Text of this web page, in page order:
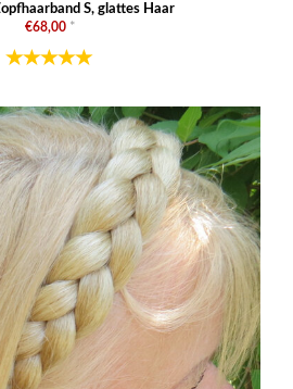
S, glattes Haar
€68,00 *